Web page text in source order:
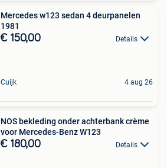
Mercedes w123 sedan 4 deurpanelen
1981
€ 150,00 Details
Cuijk 4 aug 26
NOS bekleding onder achterbank crème
voor Mercedes-Benz W123
€ 180,00 Details